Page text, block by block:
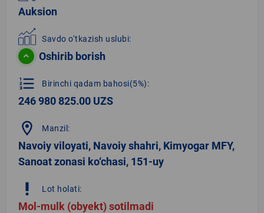
Auksion
Savdo o‘tkazish uslubi:
Oshirib borish
format_list_numbered Birinchi qadam bahosi(5%):
246 980 825.00 UZS
location_on Manzil:
Navoiy viloyati, Navoiy shahri, Kimyogar MFY,
Sanoat zonasi ko‘chasi, 151-uy
priority_high Lot holati:
Mol-mulk (obyekt) sotilmadi